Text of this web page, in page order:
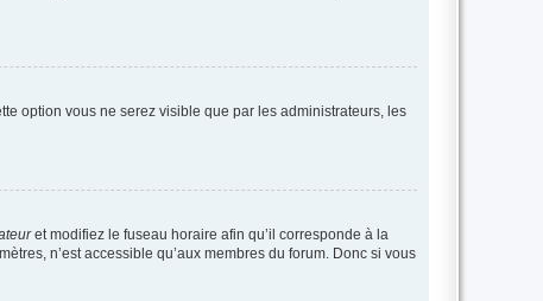
option vous ne serez visible que par les administrateurs, les
et modifiez le fuseau horaire afin qu’il corresponde à la
n’est accessible qu’aux membres du forum. Donc si vous